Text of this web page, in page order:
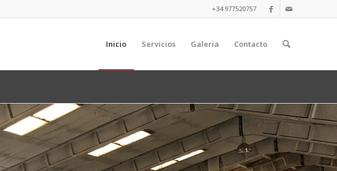
+34 977520757
Inicio Servicios Galeria Contacto